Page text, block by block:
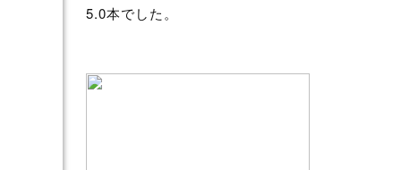
5.0本でした。